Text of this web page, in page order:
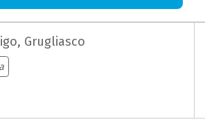
Grugliasco